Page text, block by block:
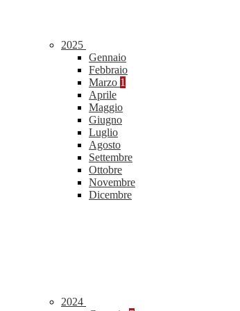
2025
Gennaio
Febbraio
Marzo 1
Aprile
Maggio
Giugno
Luglio
Agosto
Settembre
Ottobre
Novembre
Dicembre
2024